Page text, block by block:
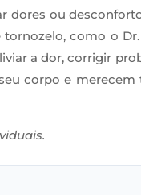
dores ou
como o
a dor, corrigir
corpo e